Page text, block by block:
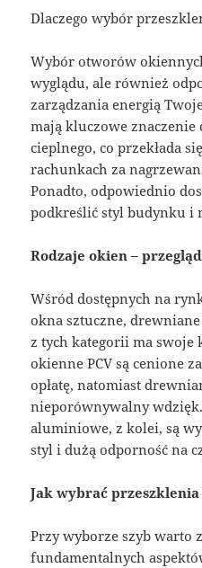
Dlaczego wybór
Wybór otworów
wyglądu, ale również
zarządzania energią
mają kluczowe znaczenie
cieplnego, co przekłada
rachunkach za
Ponadto, odpowiednio
podkreślić styl budynku i
Rodzaje okien –
Wśród dostępnych na
okna sztuczne,
z tych kategorii ma swoje
okienne PCV są cenione
opłatę, natomiast
nieporównywalny
aluminiowe, z kolei, są
styl i dużą odporność na
Jak wybrać przeszklenia
Przy wyborze szyb warto
fundamentalnych